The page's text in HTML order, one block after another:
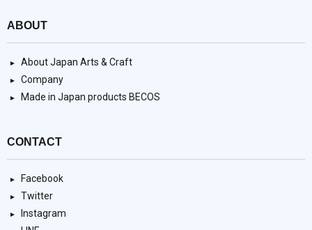
ABOUT
About Japan Arts & Craft
Company
Made in Japan products BECOS
CONTACT
Facebook
Twitter
Instagram